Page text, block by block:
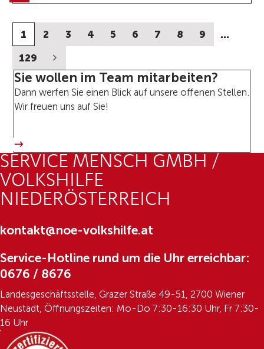
1 2 3 4 5 6 7 8 9
…
129
Sie wollen im Team mitarbeiten?
Dann werfen Sie einen Blick auf unsere offenen Stellen.
Wir freuen uns auf Sie!
SERVICE MENSCH GMBH /
VOLKSHILFE
NIEDERÖSTERREICH
kontakt@noe-volkshilfe.at
Service-Hotline rund um die Uhr erreichbar:
0676 / 8676
Landesgeschäftsstelle, Grazer Straße 49-51, 2700 Wiener
Neustadt, Öffnungszeiten: Mo-Do 7:30-16:30 Uhr, Fr 7:30-
16 Uhr